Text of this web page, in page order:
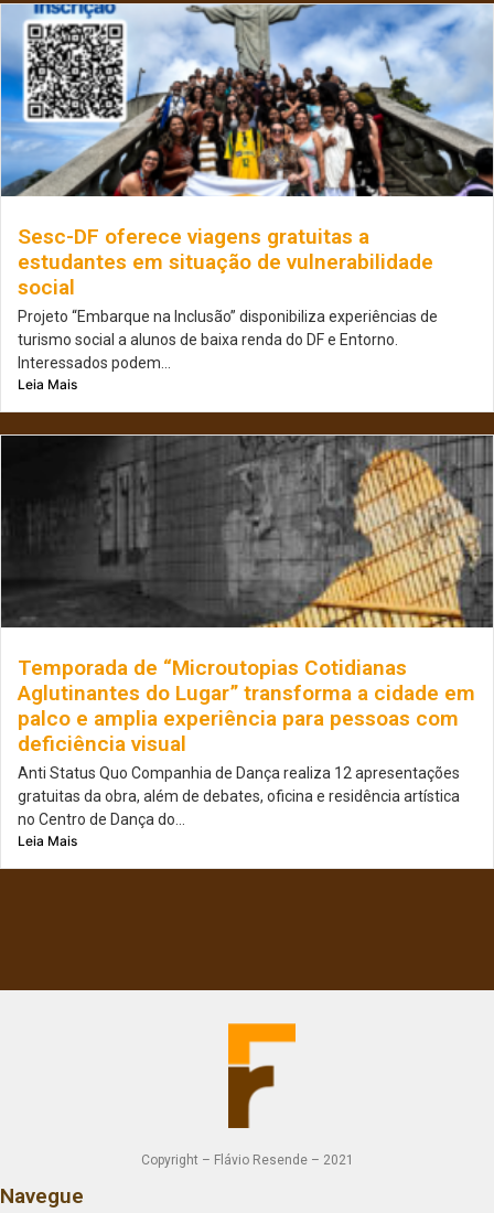
Sesc-DF oferece viagens gratuitas a
estudantes em situação de vulnerabilidade
social
Projeto “Embarque na Inclusão” disponibiliza experiências de
turismo social a alunos de baixa renda do DF e Entorno.
Interessados podem...
Leia Mais
Temporada de “Microutopias Cotidianas
Aglutinantes do Lugar” transforma a cidade em
palco e amplia experiência para pessoas com
deficiência visual
Anti Status Quo Companhia de Dança realiza 12 apresentações
gratuitas da obra, além de debates, oficina e residência artística
no Centro de Dança do...
Leia Mais
Copyright – Flávio Resende – 2021
Navegue